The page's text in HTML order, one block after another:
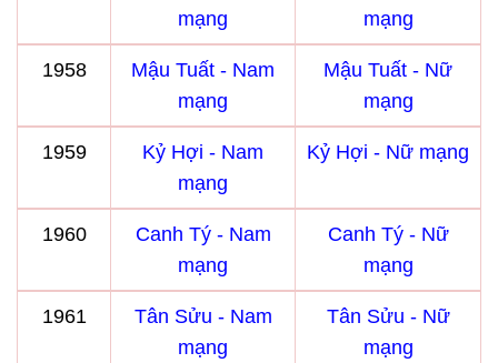
mạng
mạng
1958
Mậu Tuất - Nam
mạng
Mậu Tuất - Nữ
mạng
1959
Kỷ Hợi - Nam
mạng
Kỷ Hợi - Nữ mạng
1960
Canh Tý - Nam
mạng
Canh Tý - Nữ
mạng
1961
Tân Sửu - Nam
mạng
Tân Sửu - Nữ
mạng